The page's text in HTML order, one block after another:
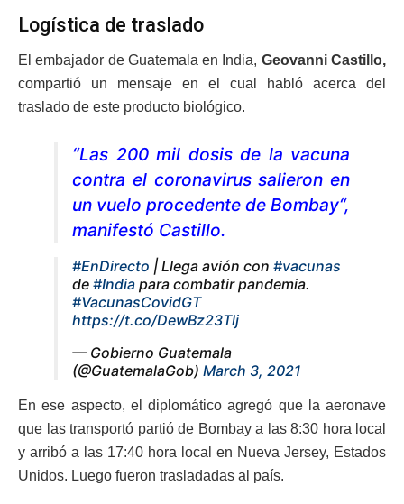
Logística de traslado
El embajador de Guatemala en India, Geovanni Castillo,
compartió un mensaje en el cual habló acerca del
traslado de este producto biológico.
“Las 200 mil dosis de la vacuna
contra el coronavirus salieron en
un vuelo procedente de Bombay“,
manifestó Castillo.
#EnDirecto | Llega avión con #vacunas
de #India para combatir pandemia.
#VacunasCovidGT
https://t.co/DewBz23Tlj
— Gobierno Guatemala
(@GuatemalaGob) March 3, 2021
En ese aspecto, el diplomático agregó que la aeronave
que las transportó partió de Bombay a las 8:30 hora local
y arribó a las 17:40 hora local en Nueva Jersey, Estados
Unidos. Luego fueron trasladadas al país.